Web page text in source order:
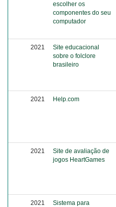
escolher os
componentes do seu
computador
2021
Site educacional
sobre o folclore
brasileiro
2021 Help.com
2021
Site de avaliação de
jogos HeartGames
2021
Sistema para